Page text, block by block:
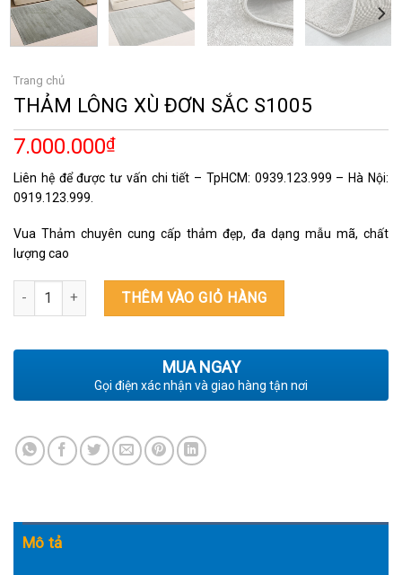
Trang chủ
THẢM LÔNG XÙ ĐƠN SẮC S1005
7.000.000₫
Liên hệ để được tư vấn chi tiết – TpHCM: 0939.123.999 – Hà Nội:
0919.123.999.
Vua Thảm chuyên cung cấp thảm đẹp, đa dạng mẫu mã, chất
lượng cao
THẢM LÔNG XÙ ĐƠN SẮC S1005 số lượng
THÊM VÀO GIỎ HÀNG
MUA NGAY
Gọi điện xác nhận và giao hàng tận nơi
Mô tả